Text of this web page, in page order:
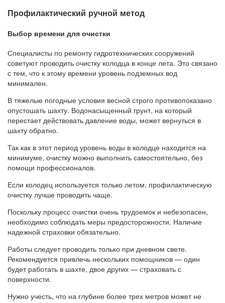
Профилактический ручной метод
Выбор времени для очистки
Специалисты по ремонту гидротехнических сооружений
советуют проводить очистку колодца в конце лета. Это связано
с тем, что к этому времени уровень подземных вод
минимален.
В тяжелые погодные условия весной строго противопоказано
опустошать шахту. Водонасыщенный грунт, на который
перестает действовать давление воды, может вернуться в
шахту обратно.
Так как в этот период уровень воды в колодце находится на
минимуме, очистку можно выполнить самостоятельно, без
помощи профессионалов.
Если колодец используется только летом, профилактическую
очистку лучше проводить чаще.
Поскольку процесс очистки очень трудоемок и небезопасен,
необходимо соблюдать меры предосторожности. Наличие
надежной страховки обязательно.
Работы следует проводить только при дневном свете.
Рекомендуется привлечь нескольких помощников — один
будет работать в шахте, двое других — страховать с
поверхности.
Нужно учесть, что на глубине более трех метров может не